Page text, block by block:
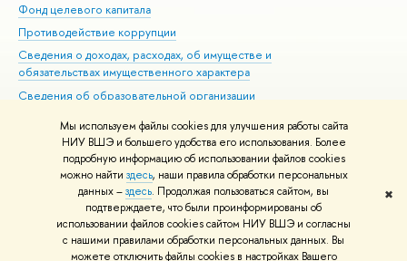
Мы используем файлы cookies для улучшения работы сайта
НИУ ВШЭ и большего удобства его использования. Более
подробную информацию об использовании файлов cookies
можно найти здесь, наши правила обработки персональных
данных –здесь. Продолжая пользоваться сайтом, вы
подтверждаете, что были проинформированы об
использовании файлов cookies сайтом НИУ ВШЭ и согласны
с нашими правилами обработки персональных данных. Вы
можете отключить файлы cookies в настройках Вашего
✖
Фонд целевого капитала
Противодействие коррупции
Сведения о доходах, расходах, об имуществе и
обязательствах имущественного характера
Сведения об образовательной организации
Людям с ограниченными возможностями здоровья
Единая платежная страница
Работа в Вышке
© НИУ ВШЭ 1993–2026 Адреса и контакты Условия использования
материалов Политика конфиденциальности Карта сайта